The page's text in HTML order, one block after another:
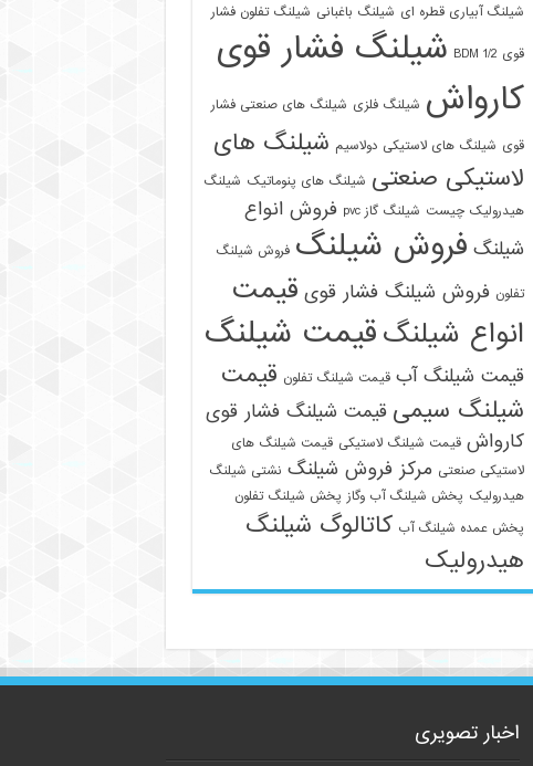
شیلنگ آبیاری قطره ای شیلنگ باغبانی شیلنگ تفلون فشار
قوی 1/2 BDM
شیلنگ فشار قوی
کارواش شیلنگ فلزی شیلنگ های صنعتی فشار
قوی شیلنگ های لاستیکی دولاسیم شیلنگ های
لاستیکی صنعتی شیلنگ های پنوماتیک شیلنگ
هیدرولیک چیست شیلنگ گاز pvc
فروش انواع
شیلنگ فروش شیلنگ فروش شیلنگ
تفلون فروش شیلنگ فشار قوی قیمت
انواع شیلنگقیمت شیلنگ
قیمت شیلنگ آب قیمت شیلنگ تفلون قیمت
شیلنگ سیمی قیمت شیلنگ فشار قوی
کارواش قیمت شیلنگ لاستیکی قیمت شیلنگ های
لاستیکی صنعتی مرکز فروش شیلنگ نشتی شیلنگ
هیدرولیک پخش شیلنگ آب وگاز پخش شیلنگ تفلون
پخش عمده شیلنگ آب کاتالوگ شیلنگ
هیدرولیک
اخبار تصویری